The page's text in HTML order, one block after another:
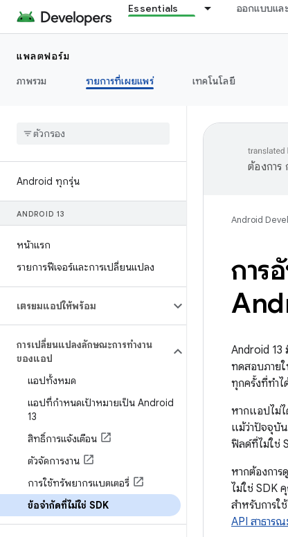
Essentials ออกแบบแล
แพลตฟอร์ม
ภาพรวม
รายการที่เผยแพร่ เทคโนโลยี
Android ทุกรุ่น
ANDROID 13
หน้าแรก
รายการฟีเจอร์และการเปลี่ยนแปลง
เตรียมแอปให้พร้อม
การเปลี่ยนแปลงลักษณะการทํางาน
ของแอป
แอปทั้งหมด
แอปที่กําหนดเป้าหมายเป็น Android
13
สิทธิ์การแจ้งเตือน
ตัวจัดการงาน
การใช้ทรัพยากรแบตเตอรี่
ข้อจำกัดที่ไม่ใช่ SDK
ต้องการ
Android
การ
Android 13
ทดสอบภายใ
ทุกครั้งที่ทำไ
หากแอปไม่
แม้ว่าปัจจุบั
ฟิลด์ที่ไม่ใช่
หากต้องการ
ไม่ใช่ SDK
สำหรับการ
API สาธาร